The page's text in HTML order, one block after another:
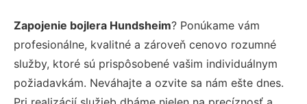
Zapojenie bojlera Hundsheim? Ponúkame vám
profesionálne, kvalitné a zároveň cenovo rozumné
služby, ktoré sú prispôsobené vašim individuálnym
požiadavkám. Neváhajte a ozvite sa nám ešte dnes.